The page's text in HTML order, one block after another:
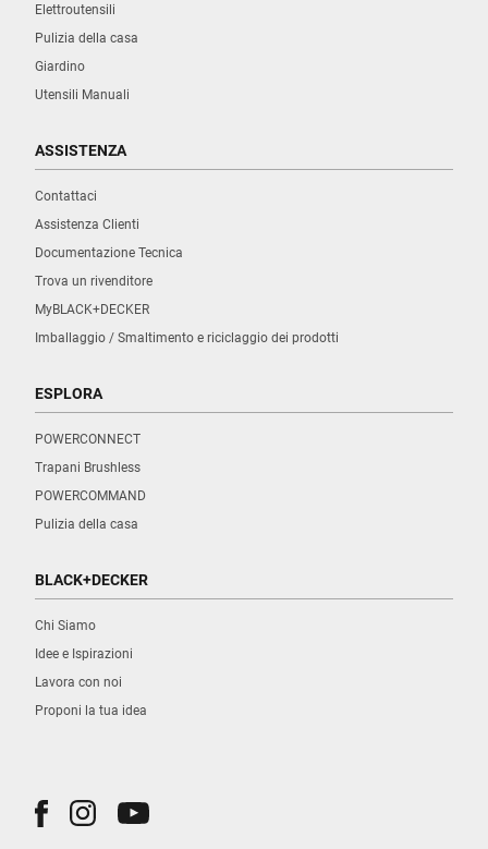
Elettroutensili
Pulizia della casa
Giardino
Utensili Manuali
ASSISTENZA
Contattaci
Assistenza Clienti
Documentazione Tecnica
Trova un rivenditore
MyBLACK+DECKER
Imballaggio / Smaltimento e riciclaggio dei prodotti
ESPLORA
POWERCONNECT
Trapani Brushless
POWERCOMMAND
Pulizia della casa
BLACK+DECKER
Chi Siamo
Idee e Ispirazioni
Lavora con noi
Proponi la tua idea